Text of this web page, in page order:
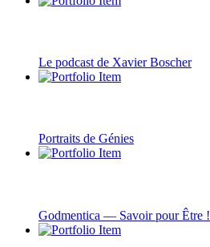
Le podcast de Xavier Boscher
Portraits de Génies
Godmentica — Savoir pour Être !